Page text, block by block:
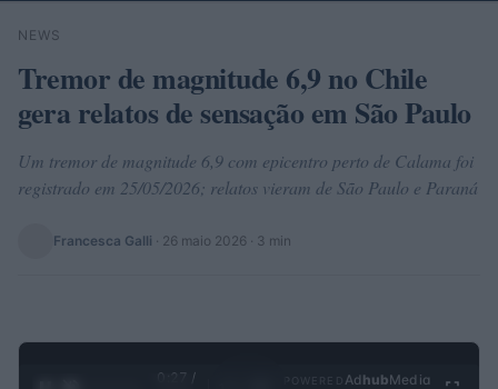
Buscar
NEWS
Tremor de magnitude 6,9 no Chile
gera relatos de sensação em São Paulo
Um tremor de magnitude 6,9 com epicentro perto de Calama foi
registrado em 25/05/2026; relatos vieram de São Paulo e Paraná
Francesca Galli · 26 maio 2026 · 3 min
0:28 /
Ad hubMedia